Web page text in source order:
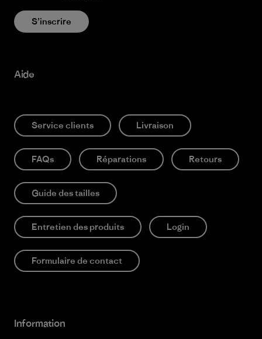
S’inscrire
Aide
Service clients Livraison
FAQs Réparations Retours
Guide des tailles
Entretien des produits Login
Formulaire de contact
Information